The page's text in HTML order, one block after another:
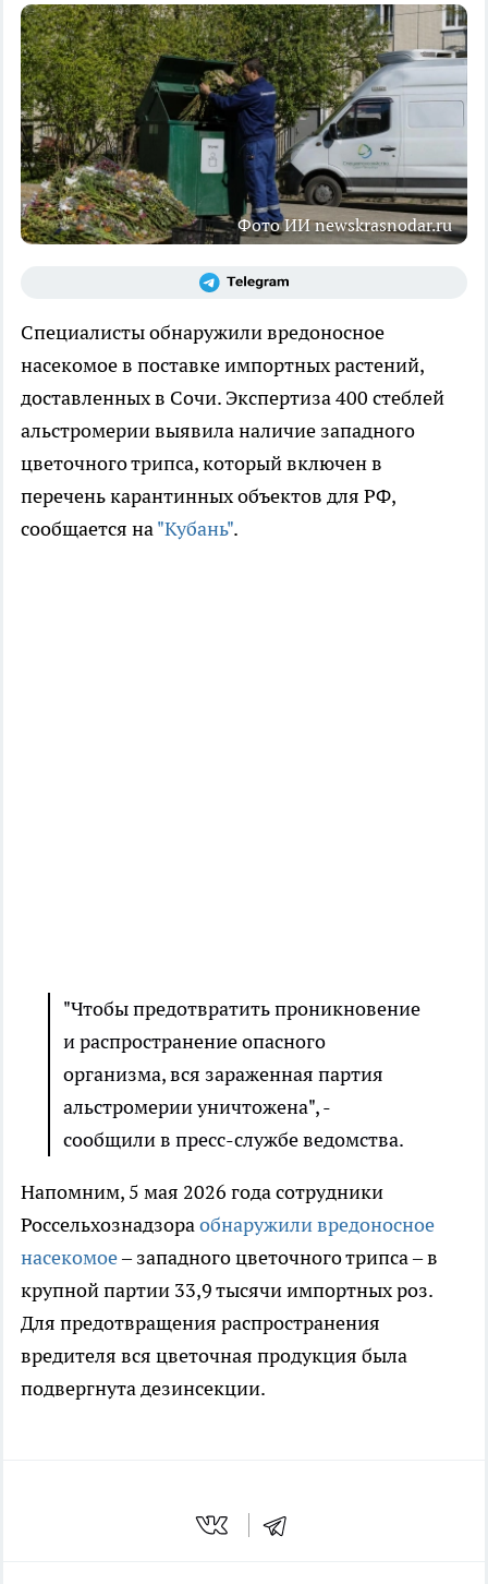
Фото ИИ newskrasnodar.ru
Специалисты обнаружили вредоносное
насекомое в поставке импортных растений,
доставленных в Сочи. Экспертиза 400 стеблей
альстромерии выявила наличие западного
цветочного трипса, который включен в
перечень карантинных объектов для РФ,
сообщается на"Кубань".
"Чтобы предотвратить проникновение
и распространение опасного
организма, вся зараженная партия
альстромерии уничтожена", -
сообщили в пресс-службе ведомства.
Напомним, 5 мая 2026 года сотрудники
Россельхознадзораобнаружили вредоносное
насекомое– западного цветочного трипса – в
крупной партии 33,9 тысячи импортных роз.
Для предотвращения распространения
вредителя вся цветочная продукция была
подвергнута дезинсекции.